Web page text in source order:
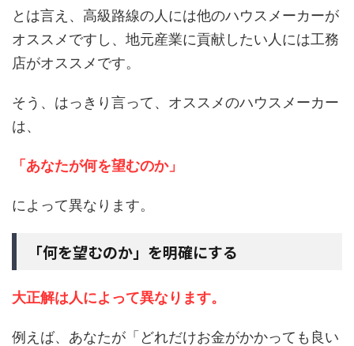
とは言え、高級路線の人には他のハウスメーカーが
オススメですし、地元産業に貢献したい人には工務
店がオススメです。
そう、はっきり言って、オススメのハウスメーカー
は、
「あなたが何を望むのか」
によって異なります。
「何を望むのか」を明確にする
大正解は人によって異なります。
例えば、あなたが「どれだけお金がかかっても良い